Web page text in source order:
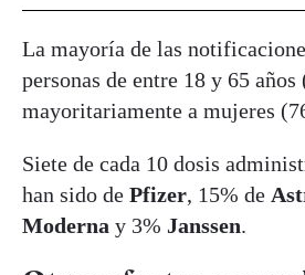
La mayoría de las
personas de entre 18 y 65
mayoritariamente a mujeres
Siete de cada 10 dosis
han sido de Pfizer, 15% de
Moderna y 3% Janssen.